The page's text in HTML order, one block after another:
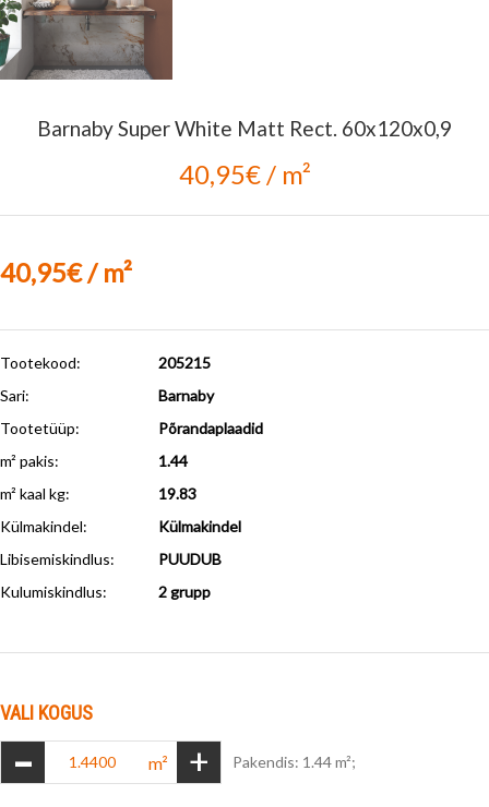
Barnaby Super White Matt Rect. 60x120x0,9
40,95€ / m²
40,95€ / m²
Tootekood:
205215
Sari:
Barnaby
Tootetüüp:
Põrandaplaadid
m² pakis:
1.44
m² kaal kg:
19.83
Külmakindel:
Külmakindel
Libisemiskindlus:
PUUDUB
Kulumiskindlus: 2 grupp
VALI KOGUS
- m² + Pakendis: 1.44 m²;